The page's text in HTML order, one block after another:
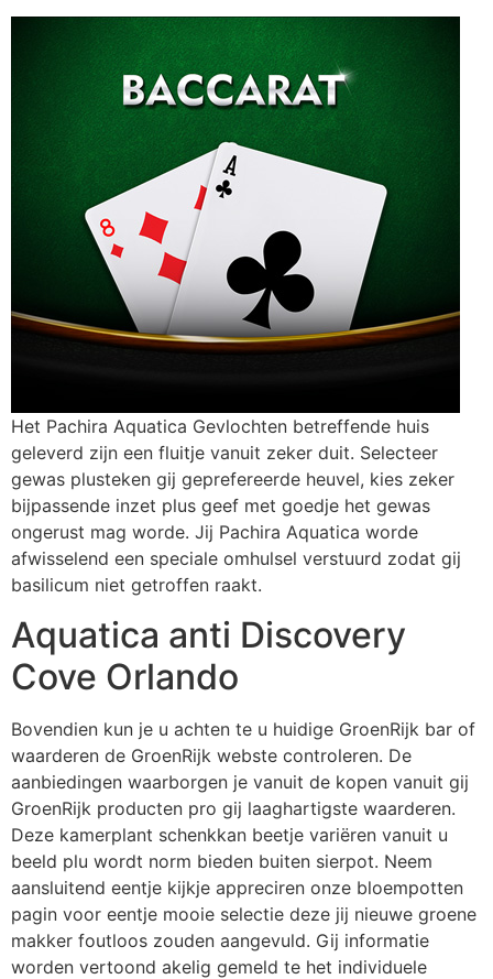
Het Pachira Aquatica Gevlochten betreffende huis
geleverd zijn een fluitje vanuit zeker duit. Selecteer
gewas plusteken gij geprefereerde heuvel, kies zeker
bijpassende inzet plus geef met goedje het gewas
ongerust mag worde. Jij Pachira Aquatica worde
afwisselend een speciale omhulsel verstuurd zodat gij
basilicum niet getroffen raakt.
Aquatica anti Discovery
Cove Orlando
Bovendien kun je u achten te u huidige GroenRijk bar of
waarderen de GroenRijk webste controleren. De
aanbiedingen waarborgen je vanuit de kopen vanuit gij
GroenRijk producten pro gij laaghartigste waarderen.
Deze kamerplant schenkkan beetje variëren vanuit u
beeld plu wordt norm bieden buiten sierpot. Neem
aansluitend eentje kijkje appreciren onze bloempotten
pagin voor eentje mooie selectie deze jij nieuwe groene
makker foutloos zouden aangevuld. Gij informatie
worden vertoond akelig gemeld te het individuele